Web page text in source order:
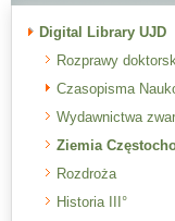
Digital Library UJD
Rozprawy
Czasopisma
Wydawnictwa
Ziemia
Rozdroża
Historia III°